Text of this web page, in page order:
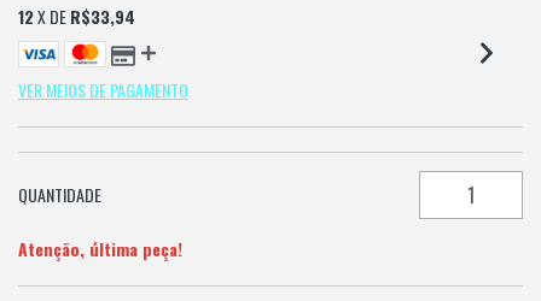
12X DER$33,94
VER MEIOS DE PAGAMENTO
QUANTIDADE
Atenção, última peça!